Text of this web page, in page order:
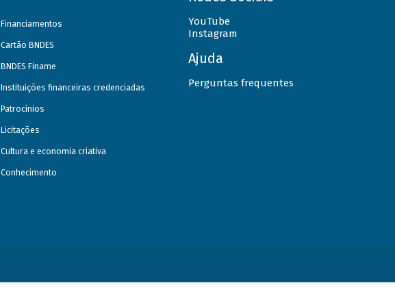
Financiamentos
Cartão BNDES
BNDES Finame
Instituições financeiras credenciadas
Patrocínios
Licitações
Cultura e economia criativa
Conhecimento
YouTube
Instagram
Ajuda
Perguntas frequentes